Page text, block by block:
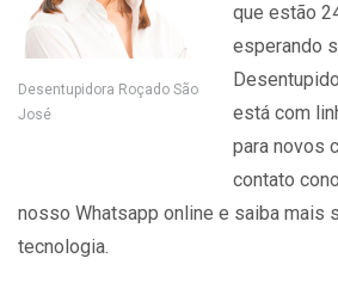
Desentupidora Roçado São
José
que estão
esperando
está com
para novos
contato
nosso Whatsapp online e saiba mais
tecnologia.